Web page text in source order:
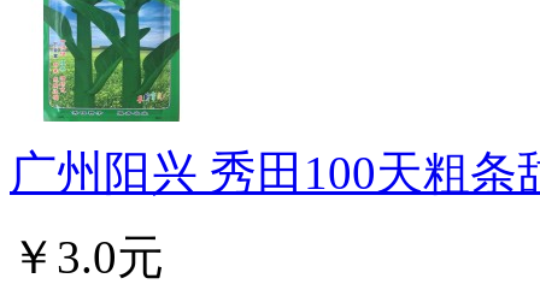
广州阳兴 秀田100天粗
￥3.0元